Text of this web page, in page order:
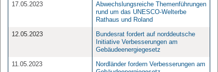
17.05.2023
Abwechslungsreiche Themenführungen
rund um das UNESCO-Welterbe
Rathaus und Roland
12.05.2023
Bundesrat fordert auf norddeutsche
Initiative Verbesserungen am
Gebäudeenergiegesetz
11.05.2023
Nordländer fordern Verbesserungen am